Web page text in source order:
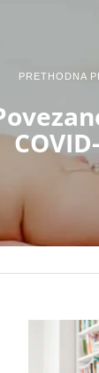
PRETHODNA